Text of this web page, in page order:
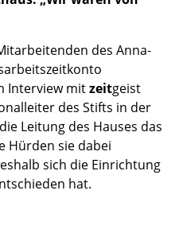
des Anna-
Interview mitzeitgeist
des Stifts in der
Leitung des Hauses das
Hürden sie dabei
sich die Einrichtung
hat.